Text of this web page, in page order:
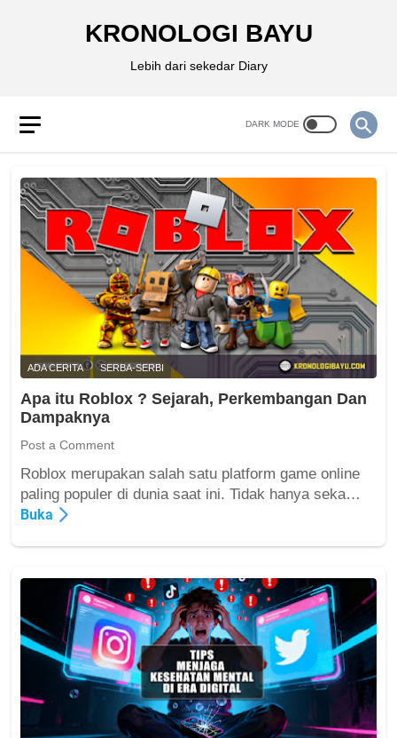
KRONOLOGI BAYU
Lebih dari sekedar Diary
ADA CERITA SERBA-SERBI
Apa itu Roblox ? Sejarah, Perkembangan Dan
Dampaknya
Post a Comment
Roblox merupakan salah satu platform game online
paling populer di dunia saat ini. Tidak hanya seka…
Buka
A
p
i
b
?